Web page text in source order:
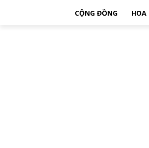
CỘNG ĐỒNG HOA